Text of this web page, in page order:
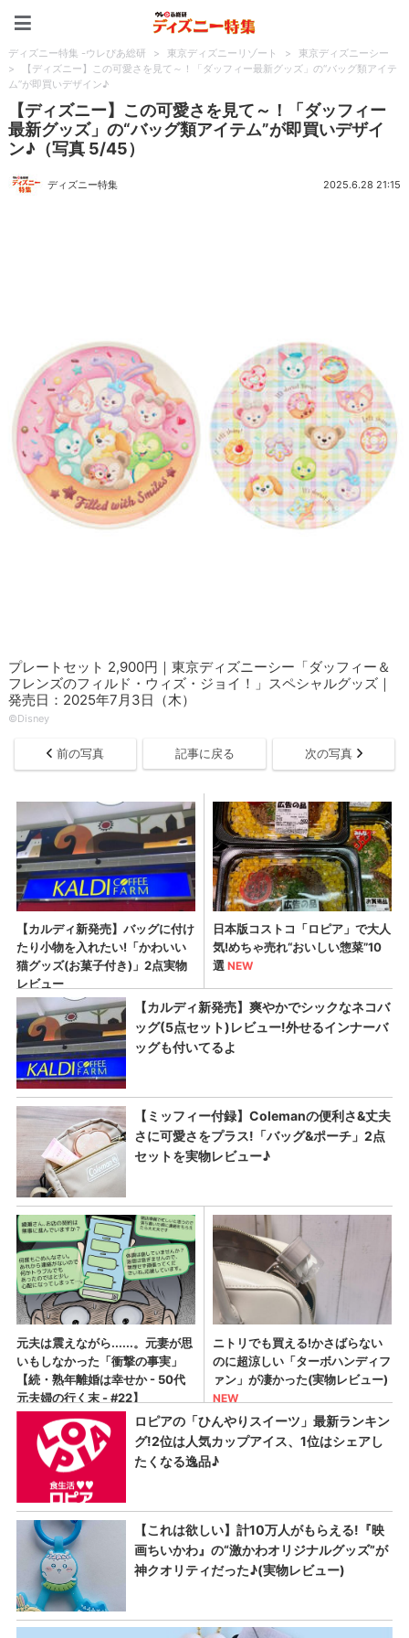
ディズニー特集 -ウレぴあ総研 > 東京ディズニーリゾート >
東京ディズニーシー
>
【ディズニー】この可愛さを見て～！「ダッフィー最新グッズ」の“バッグ類アイテ
ム”が即買いデザイン♪
【ディズニー】この可愛さを見て～！「ダッフィー
最新グッズ」の“バッグ類アイテム”が即買いデザイ
ン♪（写真 5/45）
ディズニー特集 2025.6.28 21:15
プレートセット 2,900円｜東京ディズニーシー「ダッフィー＆
フレンズのフィルド・ウィズ・ジョイ！」スペシャルグッズ｜
発売日：2025年7月3日（木）
©Disney
前の写真 記事に戻る 次の写真